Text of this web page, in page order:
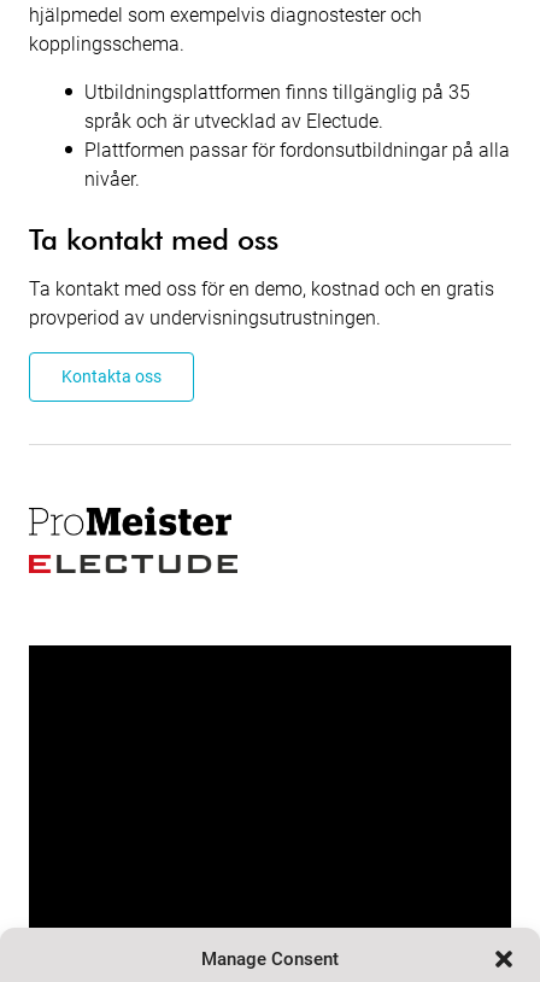
Manage Consent
hjälpmedel som exempelvis diagnostester och
kopplingsschema.
Utbildningsplattformen finns tillgänglig på 35
språk och är utvecklad av Electude.
Plattformen passar för fordonsutbildningar på alla
nivåer.
Ta kontakt med oss
Ta kontakt med oss för en demo, kostnad och en gratis
provperiod av undervisningsutrustningen.
Kontakta oss
https://youtu.be/n4dEV3yXa_U